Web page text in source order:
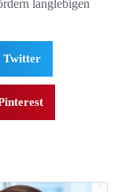
langlebigen
Twitter